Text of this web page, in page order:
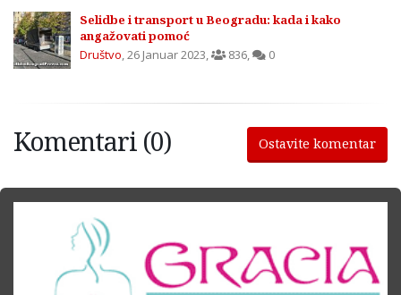
Selidbe i transport u Beogradu: kada i kako
angažovati pomoć
Društvo,26 Januar 2023, 836, 0
Komentari (0) Ostavite komentar